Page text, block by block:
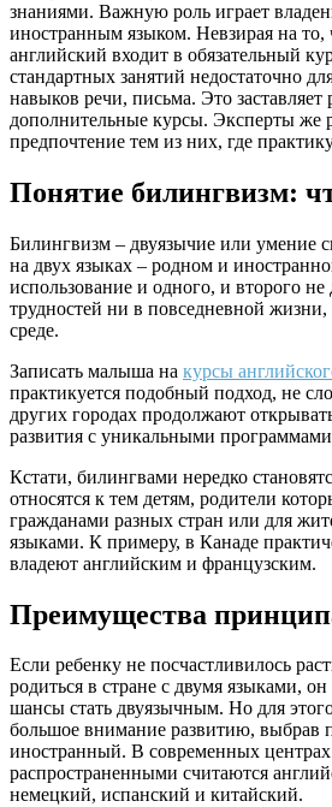
знаниями. Важную роль играет
иностранным языком. Невзирая на то,
английский входит в обязательный
стандартных занятий недостаточно
навыков речи, письма. Это заставляет
дополнительные курсы. Эксперты же
предпочтение тем из них, где
Понятие билингвизм:
Билингвизм – двуязычие или умение
на двух языках – родном и
использование и одного, и второго
трудностей ни в повседневной
среде.
Записать малыша на курсы
практикуется подобный подход, не
других городах продолжают
развития с уникальными
Кстати, билингвами нередко
относятся к тем детям, родители
гражданами разных стран или для
языками. К примеру, в Канаде
владеют английским и французским.
Преимущества
Если ребенку не посчастливилось
родиться в стране с двумя языками,
шансы стать двуязычным. Но для
большое внимание развитию, выбрав
иностранный. В современных
распространенными считаются
немецкий, испанский и китайский.